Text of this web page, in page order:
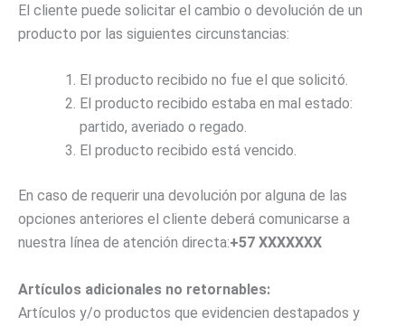
El cliente puede solicitar el cambio o devolución de un
producto por las siguientes circunstancias:
El producto recibido no fue el que solicitó.
El producto recibido estaba en mal estado:
partido, averiado o regado.
El producto recibido está vencido.
En caso de requerir una devolución por alguna de las
opciones anteriores el cliente deberá comunicarse a
nuestra línea de atención directa:+57 XXXXXXX
Artículos adicionales no retornables:
Artículos y/o productos que evidencien destapados y